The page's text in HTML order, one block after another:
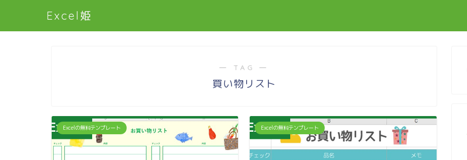
Excel姫
― TAG ―
買い物リスト
Excelの無料テンプレート Excelの無料テンプレート